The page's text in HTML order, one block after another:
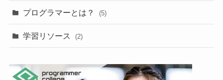
プログラマーとは？ (5)
学習リソース (2)